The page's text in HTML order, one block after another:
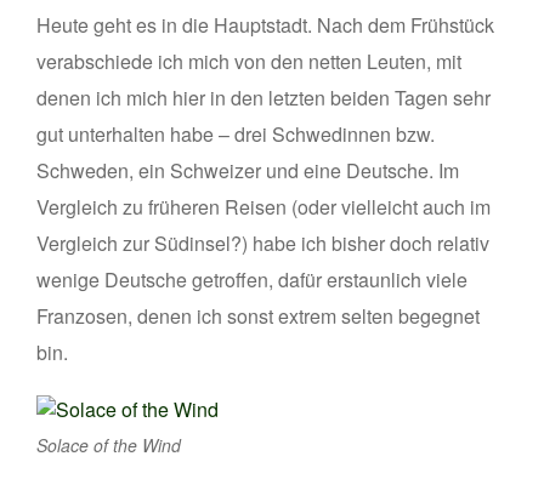
Heute geht es in die Hauptstadt. Nach dem Frühstück
verabschiede ich mich von den netten Leuten, mit
denen ich mich hier in den letzten beiden Tagen sehr
gut unterhalten habe – drei Schwedinnen bzw.
Schweden, ein Schweizer und eine Deutsche. Im
Vergleich zu früheren Reisen (oder vielleicht auch im
Vergleich zur Südinsel?) habe ich bisher doch relativ
wenige Deutsche getroffen, dafür erstaunlich viele
Franzosen, denen ich sonst extrem selten begegnet
bin.
Solace of the Wind